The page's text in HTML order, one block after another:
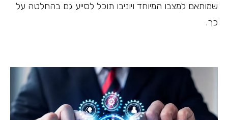
שמותאם למצבו המיוחד ויוניבו תוכל לסייע גם בהחלטה על
כך.